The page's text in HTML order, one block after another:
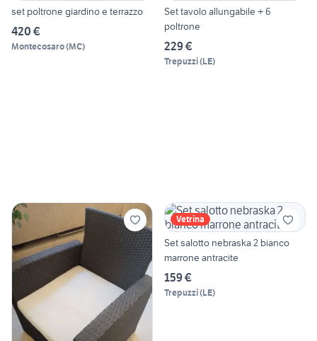
set poltrone giardino e terrazzo
420 €
Montecosaro(MC)
Set tavolo allungabile + 6
poltrone
229 €
Trepuzzi(LE)
Vetrina
Set salotto nebraska 2 bianco
marrone antracite
159 €
Trepuzzi(LE)